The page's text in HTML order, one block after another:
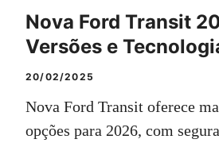
Nova Ford Transit
Versões e
20/02/2025
Nova Ford Transit oferece
opções para 2026, com